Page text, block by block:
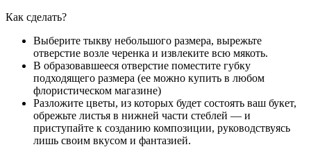
Как сделать?
Выберите тыкву небольшого размера, вырежьте
отверстие возле черенка и извлеките всю мякоть.
В образовавшееся отверстие поместите губку
подходящего размера (ее можно купить в любом
флористическом магазине)
Разложите цветы, из которых будет состоять ваш букет,
обрежьте листья в нижней части стеблей — и
приступайте к созданию композиции, руководствуясь
лишь своим вкусом и фантазией.